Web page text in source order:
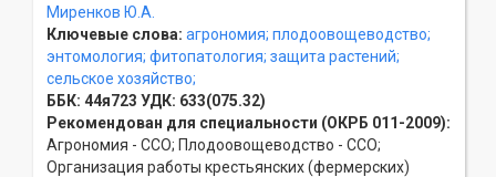
Миренков Ю.А.
Ключевые слова: агрономия; плодоовощеводство;
энтомология; фитопатология; защита растений;
сельское хозяйство;
ББК: 44я723 УДК: 633(075.32)
Рекомендован для специальности (ОКРБ 011-2009):
Агрономия - ССO; Плодоовощеводство - ССO;
Организация работы крестьянских (фермерских)